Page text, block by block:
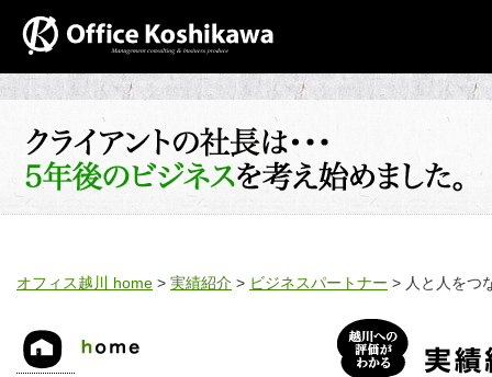
オフィス越川 home > 実績紹介 > ビジネスパートナー > 人と人をつ